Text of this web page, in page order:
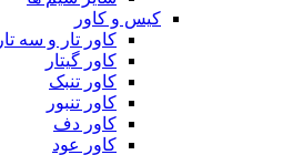
کیس و کاور
کاور تار و سه تار
کاور گیتار
کاور تنبک
کاور تنبور
کاور دف
کاور عود